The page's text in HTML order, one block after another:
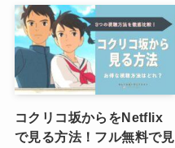
コクリコ坂からをNetflix
で見る方法！フル無料で見